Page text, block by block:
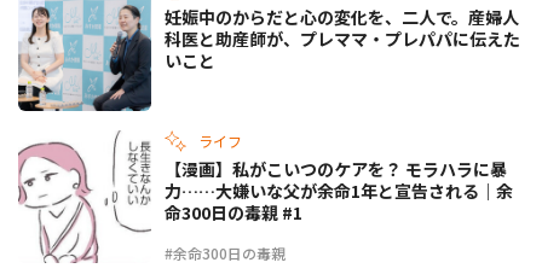
妊娠中のからだと心の変化を、二人で。産婦人
科医と助産師が、プレママ・プレパパに伝えた
いこと
ライフ
#余命300日の毒親
【漫画】私がこいつのケアを？ モラハラに暴
力……大嫌いな父が余命1年と宣告される｜余
命300日の毒親 #1